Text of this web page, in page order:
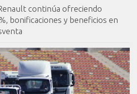
continúa ofreciendo
bonificaciones y beneficios en